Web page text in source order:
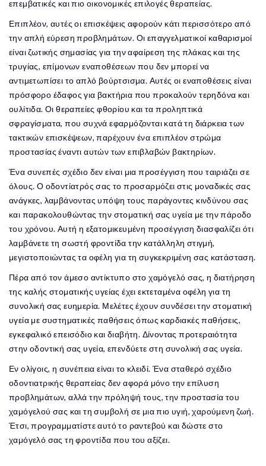
επεμβατικές και πιο οικονομικές επιλογές θεραπείας.
Επιπλέον, αυτές οι επισκέψεις αφορούν κάτι περισσότερο από
την απλή εύρεση προβλημάτων. Οι επαγγελματικοί καθαρισμοί
είναι ζωτικής σημασίας για την αφαίρεση της πλάκας και της
τρυγίας, επίμονων εναποθέσεων που δεν μπορεί να
αντιμετωπίσει το απλό βούρτσισμα. Αυτές οι εναποθέσεις είναι
πρόσφορο έδαφος για βακτήρια που προκαλούν τερηδόνα και
ουλίτιδα. Οι θεραπείες φθορίου και τα προληπτικά
σφραγίσματα, που συχνά εφαρμόζονται κατά τη διάρκεια των
τακτικών επισκέψεων, παρέχουν ένα επιπλέον στρώμα
προστασίας έναντι αυτών των επιβλαβών βακτηρίων.
Ένα συνεπές σχέδιο δεν είναι μια προσέγγιση που ταιριάζει σε
όλους. Ο οδοντίατρός σας το προσαρμόζει στις μοναδικές σας
ανάγκες, λαμβάνοντας υπόψη τους παράγοντες κινδύνου σας
και παρακολουθώντας την στοματική σας υγεία με την πάροδο
του χρόνου. Αυτή η εξατομικευμένη προσέγγιση διασφαλίζει ότι
λαμβάνετε τη σωστή φροντίδα την κατάλληλη στιγμή,
μεγιστοποιώντας τα οφέλη για τη συγκεκριμένη σας κατάσταση.
Πέρα από τον άμεσο αντίκτυπο στο χαμόγελό σας, η διατήρηση
της καλής στοματικής υγείας έχει εκτεταμένα οφέλη για τη
συνολική σας ευημερία. Μελέτες έχουν συνδέσει την στοματική
υγεία με συστηματικές παθήσεις όπως καρδιακές παθήσεις,
εγκεφαλικό επεισόδιο και διαβήτη. Δίνοντας προτεραιότητα
στην οδοντική σας υγεία, επενδύετε στη συνολική σας υγεία.
Εν ολίγοις, η συνέπεια είναι το κλειδί. Ένα σταθερό σχέδιο
οδοντιατρικής θεραπείας δεν αφορά μόνο την επίλυση
προβλημάτων, αλλά την πρόληψή τους, την προστασία του
χαμόγελού σας και τη συμβολή σε μια πιο υγιή, χαρούμενη ζωή.
Έτσι, προγραμματίστε αυτό το ραντεβού και δώστε στο
χαμόγελό σας τη φροντίδα που του αξίζει.